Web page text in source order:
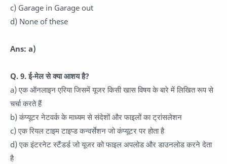
c) Garage in Garage out
d) None of these
Ans: a)
Q. 9. ई-मेल से क्या आशय है?
a) एक ऑनलाइन एरिया जिसमें यूजर किसी खास विषय के बारे में लिखित रूप से
चर्चा करते हैं
b) कंप्यूटर नेटवर्क के माध्यम से संदेशों और फाइलों का ट्रांसलेशन
c) एक रियल टाइम टाइप्ड कन्वर्सेशन जो कंप्यूटर पर होता है
d) एक इंटरनेट स्टैंडर्ड जो यूजर को फाइल अपलोड और डाउनलोड करने देता
है